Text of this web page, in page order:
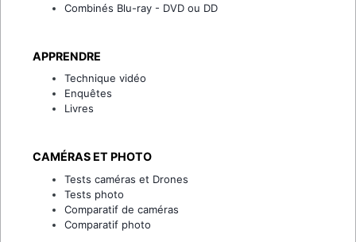
Combinés Blu-ray - DVD ou DD
APPRENDRE
Technique vidéo
Enquêtes
Livres
CAMÉRAS ET PHOTO
Tests caméras et Drones
Tests photo
Comparatif de caméras
Comparatif photo